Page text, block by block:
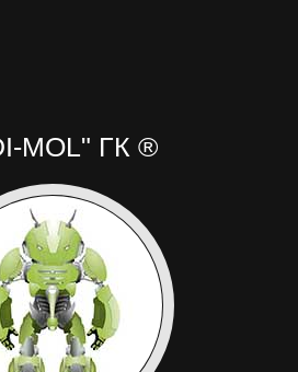
MOL" ГК ®